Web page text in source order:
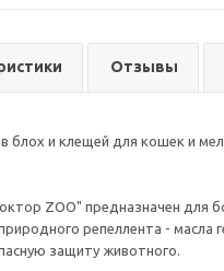
Отзывы
и клещей для кошек и
ZOO" предназначен для
репеллента - масла
защиту животного.